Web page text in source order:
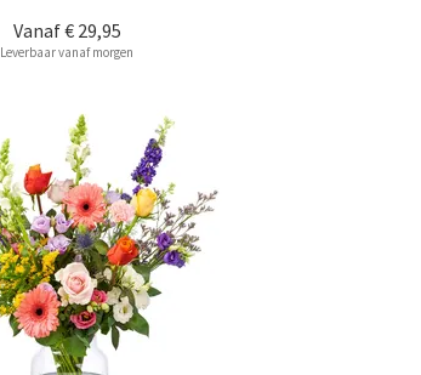
Vanaf€ 29,95
Leverbaar vanaf morgen